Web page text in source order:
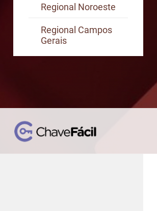
Regional Noroeste
Regional Campos
Gerais